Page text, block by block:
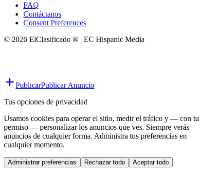
FAQ
Contáctanos
Consent Preferences
© 2026 ElClasificado ® | EC Hispanic Media
PublicarPublicar Anuncio
Tus opciones de privacidad
Usamos cookies para operar el sitio, medir el tráfico y — con tu
permiso — personalizar los anuncios que ves. Siempre verás
anuncios de cualquier forma. Administra tus preferencias en
cualquier momento.
Administrar preferencias Rechazar todo Aceptar todo